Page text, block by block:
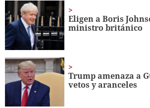
minute,
56
seconds
Eligen a Boris
ministro británico
Trump amenaza a
vetos y aranceles